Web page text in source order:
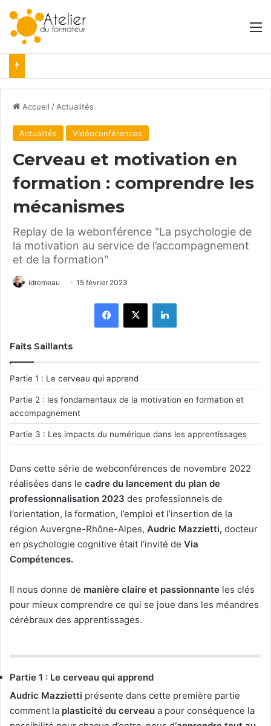
Accueil / Actualités
Actualités Vidéoconférences
Cerveau et motivation en
formation : comprendre les
mécanismes
Replay de la webonférence "La psychologie de
la motivation au service de l’accompagnement
et de la formation"
idremeau 15 février 2023
Facebook
X Linkedin
Faits Saillants
Partie 1 : Le cerveau qui apprend
Partie 2 : les fondamentaux de la motivation en formation et
accompagnement
Partie 3 : Les impacts du numérique dans les apprentissages
Dans cette série de webconférences de novembre 2022
réalisées dans le cadre du lancement du plan de
professionnalisation 2023 des professionnels de
l’orientation, la formation, l’emploi et l’insertion de la
région Auvergne-Rhône-Alpes, Audric Mazzietti, docteur
en psychologie cognitive était l’invité de Via
Compétences.
Il nous donne de manière claire et passionnante les clés
pour mieux comprendre ce qui se joue dans les méandres
cérébraux des apprentissages.
Partie 1 : Le cerveau qui apprend
Audric Mazzietti présente dans cette première partie
comment la plasticité du cerveau a pour conséquence la